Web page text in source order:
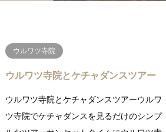
ウルワツ寺院
ウルワツ寺院とケチャダンスツアー
ウルワツ寺院とケチャダンスツアーウルワ
ツ寺院でケチャダンスを見るだけのシンプ